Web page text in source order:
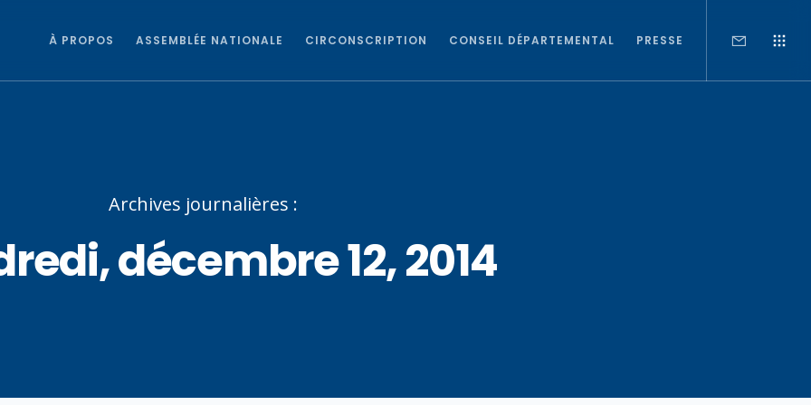
À PROPOS ASSEMBLÉE NATIONALE CIRCONSCRIPTION CONSEIL DÉPARTEMENTAL PRESSE
Archives journalières :
décembre 12, 2014